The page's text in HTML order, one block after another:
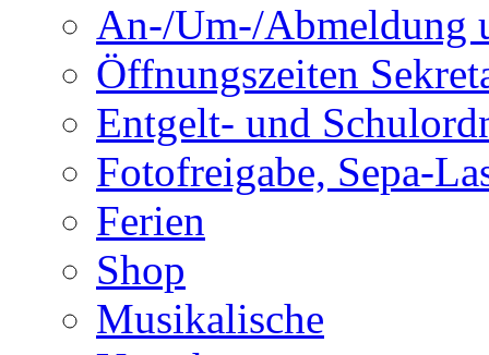
An-/Um-/Abmeldung
Öffnungszeiten
Entgelt- und
Fotofreigabe, Sepa-
Ferien
Shop
Musikalische